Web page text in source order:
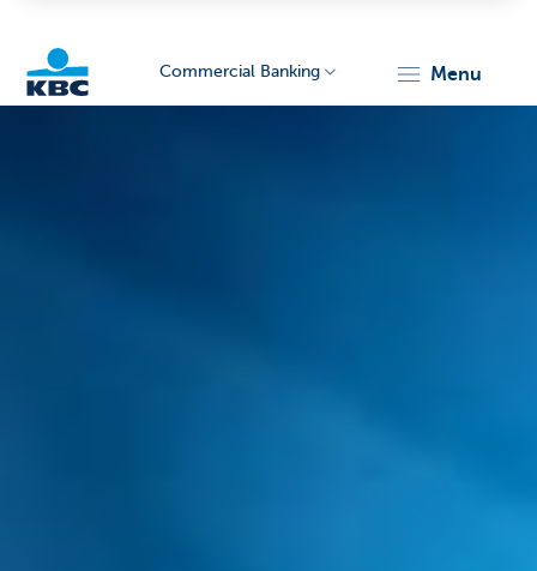
Commercial Banking menu